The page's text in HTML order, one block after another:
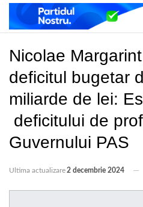
Nicolae
deficitul bugetar
miliarde de lei:
deficitului de
Guvernului PAS
Ultima actualizare2 decembrie 2024